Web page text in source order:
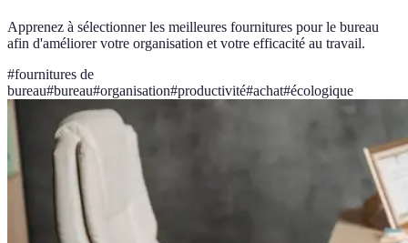
Apprenez à sélectionner les meilleures fournitures pour le bureau
afin d'améliorer votre organisation et votre efficacité au travail.
#fournitures de
bureau#bureau#organisation#productivité#achat#écologique